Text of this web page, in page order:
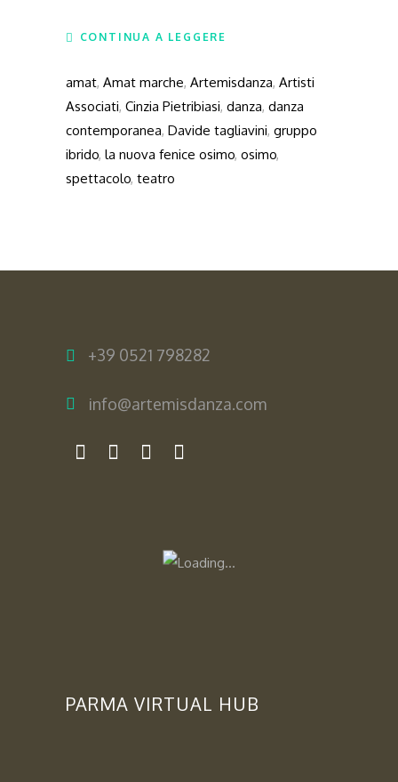
CONTINUA A LEGGERE
amat, Amat marche, Artemisdanza, Artisti
Associati, Cinzia Pietribiasi, danza, danza
contemporanea, Davide tagliavini, gruppo
ibrido, la nuova fenice osimo, osimo,
spettacolo, teatro
+39 0521 798282
info@artemisdanza.com
PARMA VIRTUAL HUB